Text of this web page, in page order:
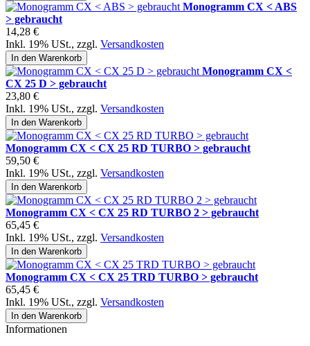
Monogramm CX < ABS
> gebraucht
14,28 €
Inkl. 19% USt., zzgl. Versandkosten
In den Warenkorb
Monogramm CX <
CX 25 D > gebraucht
23,80 €
Inkl. 19% USt., zzgl. Versandkosten
In den Warenkorb
Monogramm CX < CX 25 RD TURBO > gebraucht
59,50 €
Inkl. 19% USt., zzgl. Versandkosten
In den Warenkorb
Monogramm CX < CX 25 RD TURBO 2 > gebraucht
65,45 €
Inkl. 19% USt., zzgl. Versandkosten
In den Warenkorb
Monogramm CX < CX 25 TRD TURBO > gebraucht
65,45 €
Inkl. 19% USt., zzgl. Versandkosten
In den Warenkorb
Informationen